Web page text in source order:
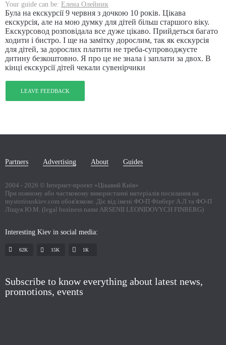
Your guide can be: Елена Олейник
Була на екскурсії 9 червня з дочкою 10 років. Цікава
екскурсія, але на мою думку для дітей більш старшого віку.
Екскурсовод розповідала все дуже цікаво. Прийдеться багато
ходити і бистро. І ще на замітку дорослим, так як екскурсія
для дітей, за дорослих платити не треба-супроводжуєте
дитину безкоштовно. Я про це не знала і заплати за двох. В
кінці екскурсії дітей чекали сувенірчики
LEAVE FEEDBACK
Partners Advertising About Guides
2004 - 2026 © Інтернет-проект «Цікавий Київ»
При повному або частковому використанні матеріалів посилання на
mysteriouskiev.com обов'язкове. Діє від імені ФО-П Фінберг А.Л та ФО-П
Ліщук Ю.М. (legal business name ARSENII LEONIDOVYCH FINBERG)
Interesting Kiev in social media:
62K 15K 1К
Subscribe to know everything about latest news,
promotions, events